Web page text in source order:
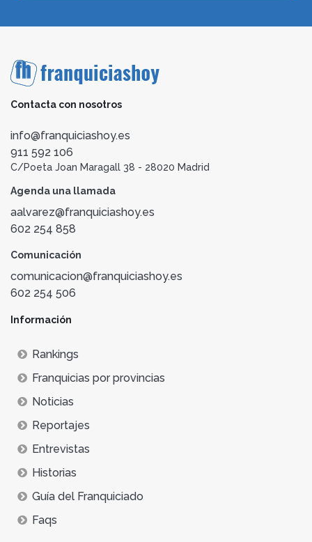
Contacta con nosotros
info@franquiciashoy.es
911 592 106
C/Poeta Joan Maragall 38 - 28020 Madrid
Agenda una llamada
aalvarez@franquiciashoy.es
602 254 858
Comunicación
comunicacion@franquiciashoy.es
602 254 506
Información
Rankings
Franquicias por provincias
Noticias
Reportajes
Entrevistas
Historias
Guía del Franquiciado
Faqs